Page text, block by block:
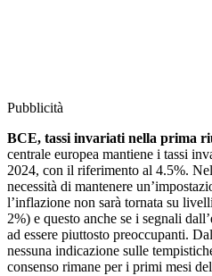
Pubblicità
BCE, tassi invariati nella prima
centrale europea mantiene i tassi
2024, con il riferimento al 4.5%.
necessità di mantenere
l’inflazione non sarà tornata su
2%) e questo anche se i segnali
ad essere piuttosto preoccupanti.
nessuna indicazione sulle
consenso rimane per i primi mesi